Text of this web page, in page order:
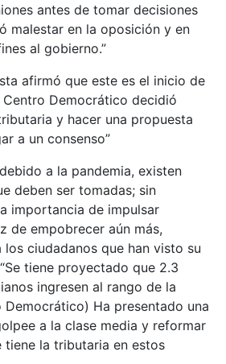
antes de tomar decisiones
malestar en la oposición y en
al gobierno.”
afirmó que este es el inicio de
Centro Democrático decidió
y hacer una propuesta
a un consenso”
a la pandemia, existen
deben ser tomadas; sin
importancia de impulsar
de empobrecer aún más,
los ciudadanos que han visto su
tiene proyectado que 2.3
ingresen al rango de la
Democrático) Ha presentado una
a la clase media y reformar
tiene la tributaria en estos